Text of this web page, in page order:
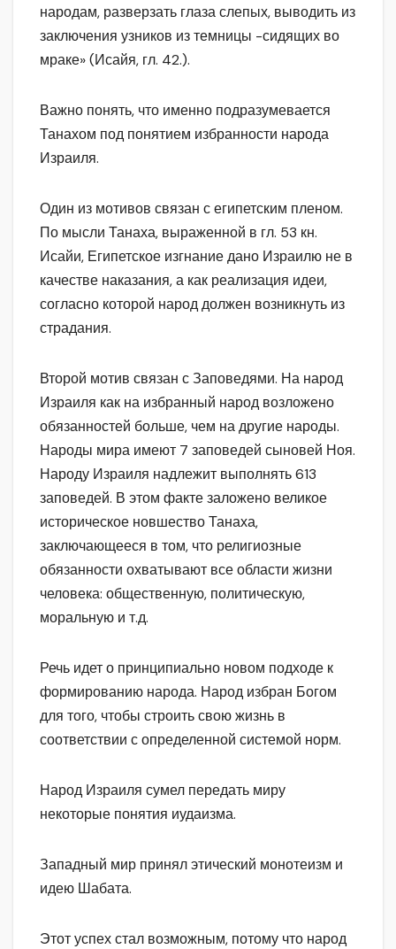
народам, разверзать глаза слепых, выводить из
заключения узников из темницы -сидящих во
мраке» (Исайя, гл. 42.).
Важно понять, что именно подразумевается
Танахом под понятием избранности народа
Израиля.
Один из мотивов связан с египетским пленом.
По мысли Танаха, выраженной в гл. 53 кн.
Исайи, Египетское изгнание дано Израилю не в
качестве наказания, а как реализация идеи,
согласно которой народ должен возникнуть из
страдания.
Второй мотив связан с Заповедями. На народ
Израиля как на избранный народ возложено
обязанностей больше, чем на другие народы.
Народы мира имеют 7 заповедей сыновей Ноя.
Народу Израиля надлежит выполнять 613
заповедей. В этом факте заложено великое
историческое новшество Танаха,
заключающееся в том, что религиозные
обязанности охватывают все области жизни
человека: общественную, политическую,
моральную и т.д.
Речь идет о принципиально новом подходе к
формированию народа. Народ избран Богом
для того, чтобы строить свою жизнь в
соответствии с определенной системой норм.
Народ Израиля сумел передать миру
некоторые понятия иудаизма.
Западный мир принял этический монотеизм и
идею Шабата.
Этот успех стал возможным, потому что народ